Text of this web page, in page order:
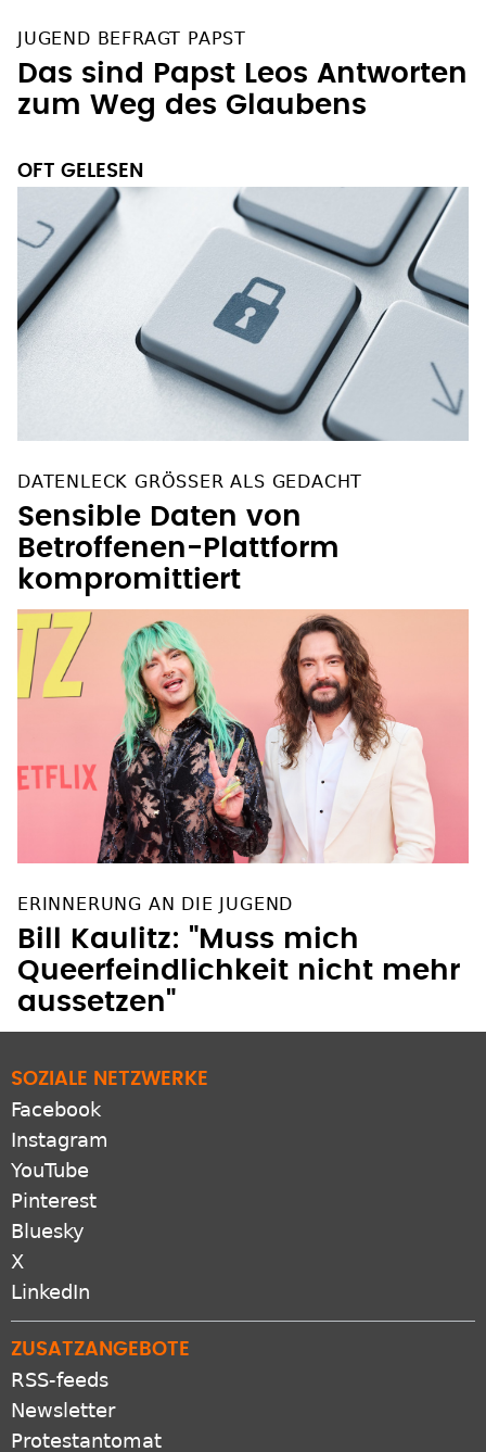
JUGEND BEFRAGT PAPST
Das sind Papst Leos Antworten
zum Weg des Glaubens
OFT GELESEN
DATENLECK GRÖSSER ALS GEDACHT
Sensible Daten von
Betroffenen-Plattform
kompromittiert
ERINNERUNG AN DIE JUGEND
Bill Kaulitz: "Muss mich
Queerfeindlichkeit nicht mehr
SOZIALE NETZWERKE
Facebook
Instagram
YouTube
Pinterest
Bluesky
X
ZUSATZANGEBOTE
RSS-feeds
Newsletter